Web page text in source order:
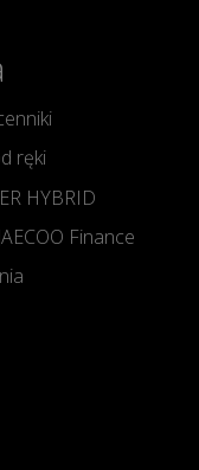
ręki
HYBRID
Finance